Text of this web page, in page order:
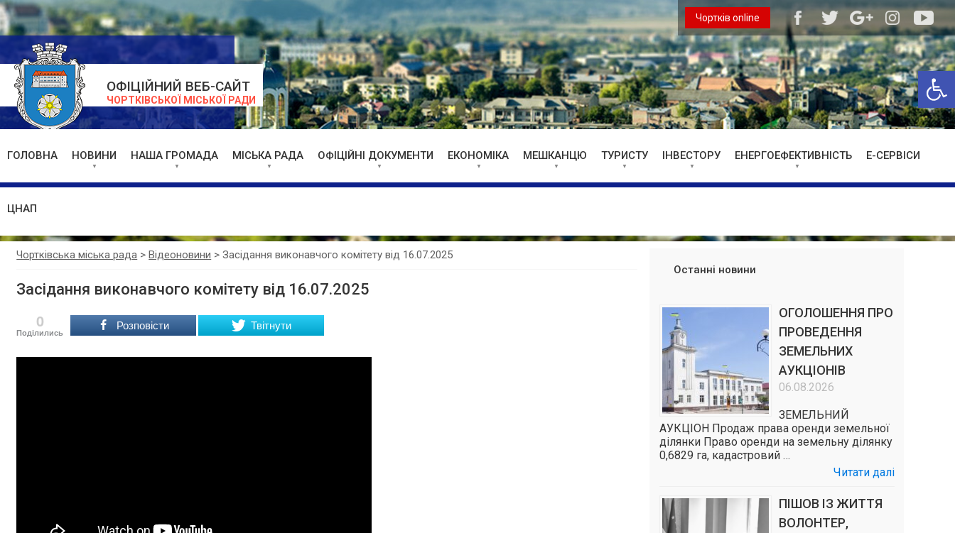
ОФІЦІЙНИЙ ВЕБ-САЙТ
ЧОРТКІВСЬКОЇ МІСЬКОЇ РАДИ
Чортків online
ГОЛОВНА НОВИНИ НАША ГРОМАДА МІСЬКА РАДА ОФІЦІЙНІ ДОКУМЕНТИ ЕКОНОМІКА МЕШКАНЦЮ ТУРИСТУ ІНВЕСТОРУ ЕНЕРГОЕФЕКТИВНІСТЬ Е-СЕРВІСИ
ЦНАП
Чортківська міська рада >Відеоновини >Засідання виконавчого комітету від 16.07.2025
Засідання виконавчого комітету від 16.07.2025
0
Поділились
Розповісти Твітнути
Останні новини
ОГОЛОШЕННЯ ПРО
ПРОВЕДЕННЯ
ЗЕМЕЛЬНИХ
АУКЦІОНІВ
06.08.2026
ЗЕМЕЛЬНИЙ
АУКЦІОН Продаж права оренди земельної
ділянки Право оренди на земельну ділянку
0,6829 га, кадастровий …
Читати далі
ПІШОВ ІЗ ЖИТТЯ
ВОЛОНТЕР,